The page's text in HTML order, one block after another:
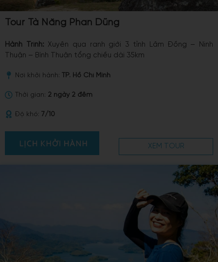
Tour Tà Năng Phan Dũng
Hành Trình: Xuyên qua ranh giới 3 tỉnh Lâm Đồng – Ninh
Thuận – Bình Thuận tổng chiều dài 35km
Nơi khởi hành: TP. Hồ Chí Minh
Thời gian: 2 ngày 2 đêm
Độ khó: 7/10
XEM TOUR